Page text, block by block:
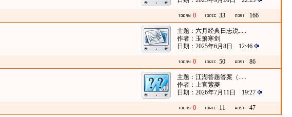
0 33 166
主题： 六月经典日志说.....
作者： 玉箫寒剑
日期：2025年6月8日 12:46
0 50 86
主题： 江湖答题答案（.....
作者： 上官紫菱
日期：2026年7月11日 19:27
0 11 47